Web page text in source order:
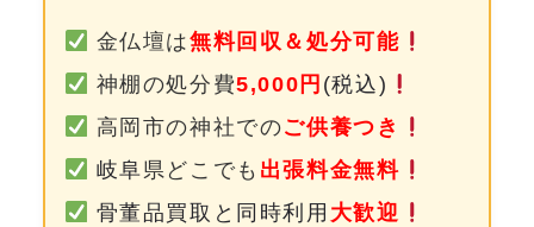
金仏壇は無料回収＆処分可能
神棚の処分費5,000円 (税込)
高岡市の神社でのご供養つき
岐阜県どこでも 出張料金無料
骨董品買取と同時利用 大歓迎